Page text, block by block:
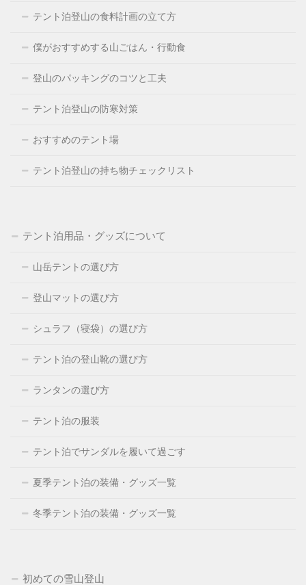
テント泊登山の食料計画の立て方
僕がおすすめする山ごはん・行動食
登山のパッキングのコツと工夫
テント泊登山の防寒対策
おすすめのテント場
テント泊登山の持ち物チェックリスト
テント泊用品・グッズについて
山岳テントの選び方
登山マットの選び方
シュラフ（寝袋）の選び方
テント泊の登山靴の選び方
ランタンの選び方
テント泊の服装
テント泊でサンダルを履いて過ごす
夏季テント泊の装備・グッズ一覧
冬季テント泊の装備・グッズ一覧
初めての雪山登山